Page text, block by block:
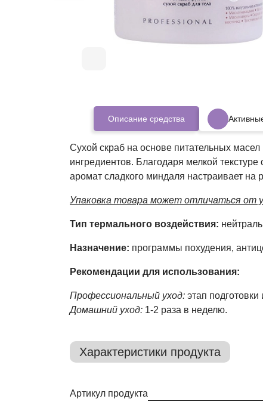
Описание средства
Сухой скраб на основе питательных
ингредиентов. Благодаря мелкой
аромат сладкого миндаля настраивает
Упаковка товара может отличаться от
Тип термального воздействия:
Назначение: программы похудения,
Рекомендации для использования:
Профессиональный уход: этап
Домашний уход: 1-2 раза в неделю.
Характеристики продукта
Артикул продукта